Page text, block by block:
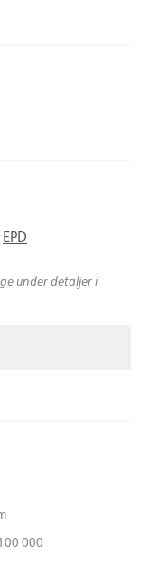
EPD
under detaljer i
000